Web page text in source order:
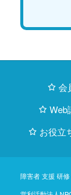
会
Web
お役立
障害者 支援 研